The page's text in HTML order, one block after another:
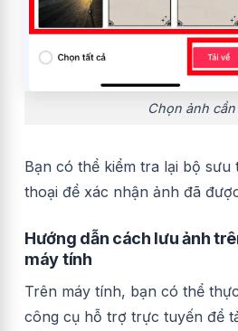
Chọn ảnh
Bạn có thể kiểm tra lại bộ sưu
thoại để xác nhận ảnh đã
Hướng dẫn cách lưu ảnh
máy tính
Trên máy tính, bạn có thể
công cụ hỗ trợ trực tuyến để